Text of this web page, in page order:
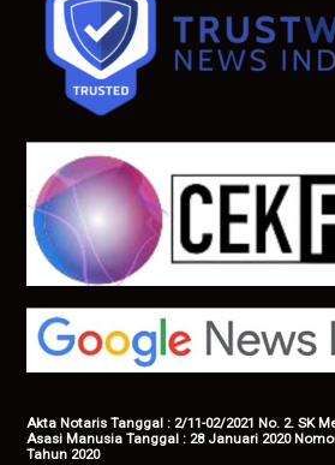
Akta Notaris Tanggal : 2/11-02/2021 No. 2. SK
Asasi Manusia Tanggal : 28 Januari 2020 Nomor
Tahun 2020